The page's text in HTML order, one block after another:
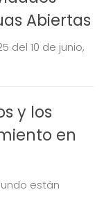
Abiertas
del 10 de junio,
y los
en
están